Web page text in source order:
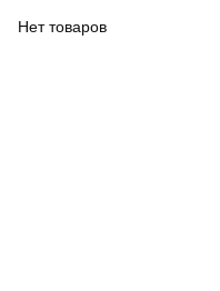
Нет товаров